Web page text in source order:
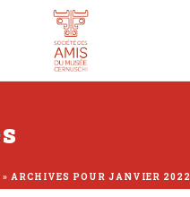
» ARCHIVES POUR JANVIER 2022